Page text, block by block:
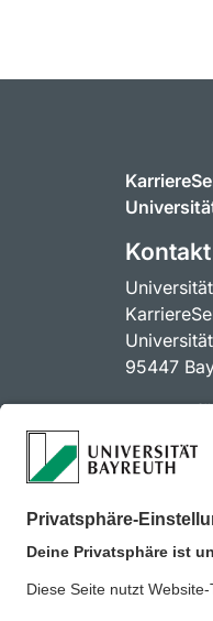
Kontakt
95447
Kontakt
Kontakt